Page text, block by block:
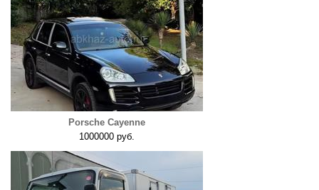
Porsche Cayenne
1000000 руб.